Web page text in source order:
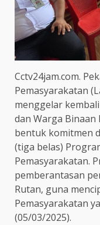
Cctv24jam.com.
Pemasyarakatan
menggelar
dan Warga Binaan
bentuk komitmen
(tiga belas)
Pemasyarakatan.
pemberantasan
Rutan, guna
Pemasyarakatan
(05/03/2025).